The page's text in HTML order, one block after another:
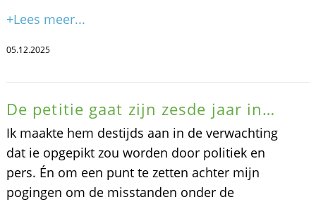
+Lees meer...
05.12.2025
De petitie gaat zijn zesde jaar in…
Ik maakte hem destijds aan in de verwachting
dat ie opgepikt zou worden door politiek en
pers. Én om een punt te zetten achter mijn
pogingen om de misstanden onder de